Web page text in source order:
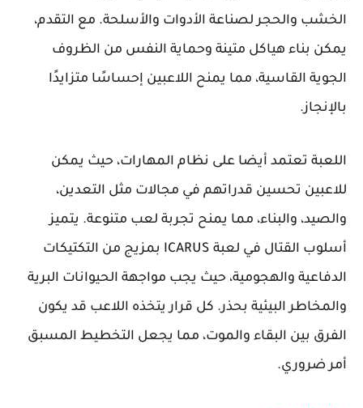
الخشب والحجر لصناعة الأدوات والأسلحة. مع التقدم،
يمكن بناء هياكل متينة وحماية النفس من الظروف
الجوية القاسية، مما يمنح اللاعبين إحساسًا متزايدًا
بالإنجاز.
اللعبة تعتمد أيضا على نظام المهارات، حيث يمكن
للاعبين تحسين قدراتهم في مجالات مثل التعدين،
والصيد، والبناء، مما يمنح تجربة لعب متنوعة. يتميز
أسلوب القتال في لعبة ICARUS بمزيج من التكتيكات
الدفاعية والهجومية، حيث يجب مواجهة الحيوانات البرية
والمخاطر البيئية بحذر. كل قرار يتخذه اللاعب قد يكون
الفرق بين البقاء والموت، مما يجعل التخطيط المسبق
أمر ضروري.